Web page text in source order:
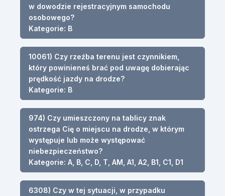
w dowodzie rejestracyjnym samochodu
osobowego?
Kategorie: B
10061) Czy rzeźba terenu jest czynnikiem,
który powinieneś brać pod uwagę dobierając
prędkość jazdy na drodze?
Kategorie: B
974) Czy umieszczony na tablicy znak
ostrzega Cię o miejscu na drodze, w którym
występuje lub może występować
niebezpieczeństwo?
Kategorie: A, B, C, D, T, AM, A1, A2, B1, C1, D1
6308) Czy w tej sytuacji, w przypadku